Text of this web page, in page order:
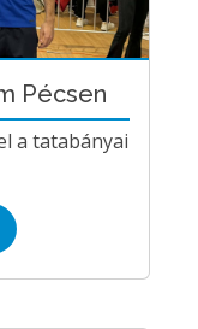
Pécsen
a tatabányai